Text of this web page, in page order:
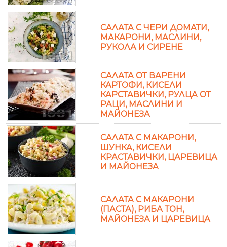
САЛАТА С ЧЕРИ ДОМАТИ,
МАКАРОНИ, МАСЛИНИ,
РУКОЛА И СИРЕНЕ
САЛАТА ОТ ВАРЕНИ
КАРТОФИ, КИСЕЛИ
КАРСТАВИЧКИ, РУЛЦА ОТ
РАЦИ, МАСЛИНИ И
МАЙОНЕЗА
САЛАТА С МАКАРОНИ,
ШУНКА, КИСЕЛИ
КРАСТАВИЧКИ, ЦАРЕВИЦА
И МАЙОНЕЗА
САЛАТА С МАКАРОНИ
(ПАСТА), РИБА ТОН,
МАЙОНЕЗА И ЦАРЕВИЦА